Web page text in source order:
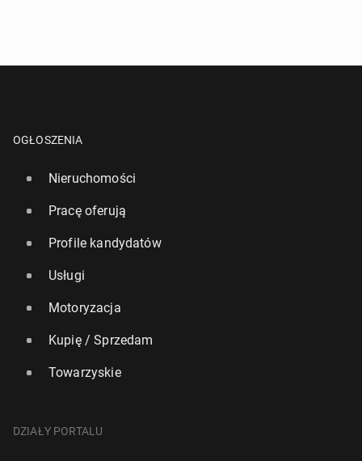
OGŁOSZENIA
Nieruchomości
Pracę oferują
Profile kandydatów
Usługi
Motoryzacja
Kupię / Sprzedam
Towarzyskie
DZIAŁY PORTALU